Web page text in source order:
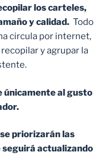
los carteles,
y calidad. Todo
circula por internet,
y agrupar la
únicamente al gusto
priorizarán las
seguirá actualizando